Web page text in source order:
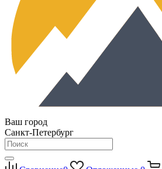
Ваш город
Санкт-Петербург